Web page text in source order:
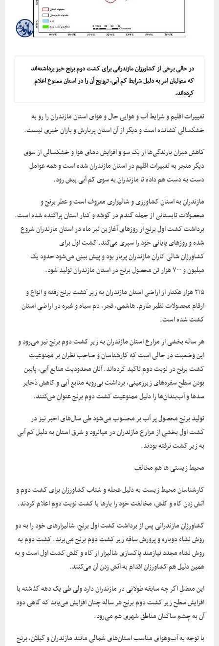
در حالی برخی از کشاورزان مازندرانی برای کشت دوم برنج خیز برداشته‌اند
که متولیان امر به دلیل شرایط کم آبی، ترویج آن را در استان ممنوع اعلام
کرده‌اند.
تغییرات اقلیم و شرایط آب و هوایی حال و هوای استان مازندران را رو به
خشکسالی کشانده است و دیگر از آن استان پربارش و باران خبری نیست.
کاهش میزان بارندگی‌ها از یک سو و افزایش دمای هوا و خشکسالی از سوی
دیگر منجر به تغییرات اقلیم در استان مازندران شده است و همه عوامل
دست به دست هم داده تا مازندران به سوی کم آبی پیش رود.
مازندران به استان کشاورزی و شالیزاری معروف است و عطر برنج و
محصولات تابستانی از جمله گندم در گوشه و کنار استان پراکنده شده است.
برداشت کشت اول برنج از روزهای آغازین تیر ماه در استان مازندران شروع
شده و روزهای پایانی خود را سپری می‌کند. کشت اول برای
کشاورزان شالی کاران مازندران پربار بود و پیش بینی می‌شود حدود یک
میلیون و ۷۰۰ هزار تن محصول برنج در استان مازندران تولید شود.
۲۱۵ هزار هکتار از اراضی استان مازندران به زیر کشت برنج رفته و انواع و
ارقام محصولات نظیر طارم. هاشمی، فجر، دم سیاه و غیره در اراضی استان
کشت شده است.
هر ساله بخشی از مزارع استان مازندران به زیر کشت دوم برنج نیز می‌رود و
این وضعیت در حالی است که کارشناسان و صاحب نظران بر ممنوعیت
کشت برنج در نوبت دوم تاکید کرده‌اند. آنان محدودیت منابع آبی، پایین
بودن سطح سفره‌های زیرزمینی، برداشت بی‌رویه منابع آبی و کاهش ذخایر
سدها و آب‌بندان‌ها را دلیل ممنوعیت کشت دوم برنج عنوان می‌کنند.
تولید برنج محصول پر آب بر محسوب می‌شود طی سال‌های اخیر نیز در
کشت اول بخشی از مزارع مازندران در میانرود و شرق استان به دلیل کم آبی
به زیر کشت نرفته بودند.
محیط زیستی ها هم مخالف
کارشناسان محیط زیست به دلیل عجله و شتاب کشاورزان برای کشت دوم و
آتش زدن کاه و کلش، مخالفت خود را بارها با کشت نوبت دوم اعلام کردند.
کشاورزان مازندرانی پس از برداشت کشت اول برنج، شالیزارهای خود را به دو
روش نشاء دوباره و پرورش ساقه زیر کشت دوم برنج می‌برند. کشت دوم به
روش نشاء مجدد نیازمند پاکسازی شالیزار از کاه و کلش کشت اول است و به
همین دلیل هم کشاورزان اقدام به آتش زدن آن می‌کنند.
این معضل اگر چه سابقه طولانی در مازندران دارد ولی طی یک دهه گذشته با
افزایش سطح زیر کشت دوم برنج هر ساله چنان افزایش می‌یابد که گاهی دود
آن به چشم ساکنان مناطق شهری هم می‌رود.
با توجه به آب‌وهوای مناسب استان‌های شمالی مانند مازندران و گیلان، برنج